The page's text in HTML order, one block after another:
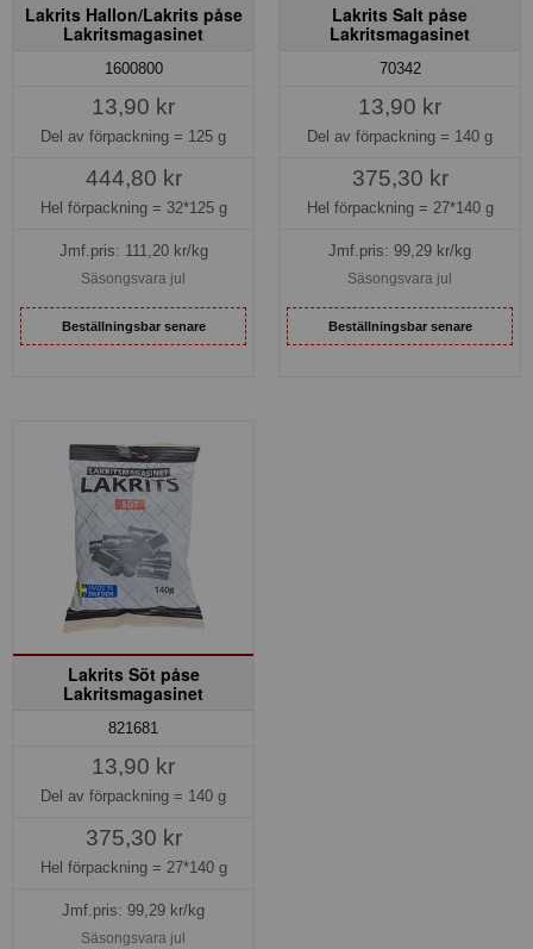
Lakrits Hallon/Lakrits påse
Lakritsmagasinet
1600800
13,90 kr
Del av förpackning = 125 g
444,80 kr
Hel förpackning = 32*125 g
Jmf.pris: 111,20kr/kg
Säsongsvara jul
Beställningsbar senare
Lakrits Salt påse
Lakritsmagasinet
70342
13,90 kr
Del av förpackning = 140 g
375,30 kr
Hel förpackning = 27*140 g
Jmf.pris: 99,29 kr/kg
Säsongsvara jul
Beställningsbar senare
Lakrits Söt påse
Lakritsmagasinet
821681
13,90 kr
Del av förpackning = 140 g
375,30 kr
Hel förpackning = 27*140 g
Jmf.pris: 99,29 kr/kg
Säsongsvara jul